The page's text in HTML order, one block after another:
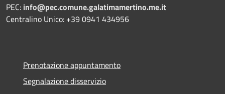
PEC: info@pec.comune.galatimamertino.me.it
Centralino Unico: +39 0941 434956
Prenotazione appuntamento
Segnalazione disservizio